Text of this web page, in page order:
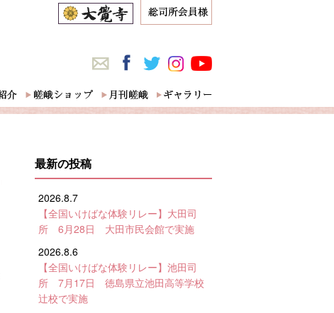
最新の投稿
2026.8.7
【全国いけばな体験リレー】大田司
所 6月28日 大田市民会館で実施
2026.8.6
【全国いけばな体験リレー】池田司
所 7月17日 徳島県立池田高等学校
辻校で実施